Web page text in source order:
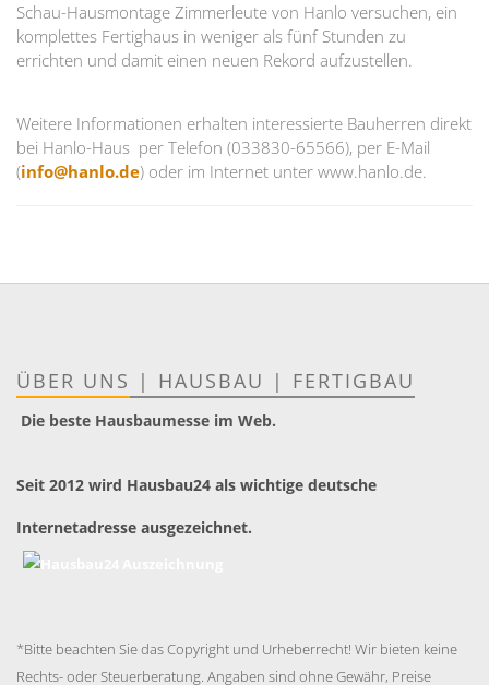
Schau-Hausmontage Zimmerleute von Hanlo versuchen, ein
komplettes Fertighaus in weniger als fünf Stunden zu
errichten und damit einen neuen Rekord aufzustellen.
Weitere Informationen erhalten interessierte Bauherren direkt
bei Hanlo-Haus  per Telefon (033830-65566), per E-Mail
(info@hanlo.de) oder im Internet unter www.hanlo.de.
ÜBER UNS | HAUSBAU | FERTIGBAU
Die beste Hausbaumesse im Web.
Seit 2012 wird Hausbau24 als wichtige deutsche
Internetadresse ausgezeichnet.
*Bitte beachten Sie das Copyright und Urheberrecht! Wir bieten keine
Rechts- oder Steuerberatung. Angaben sind ohne Gewähr, Preise